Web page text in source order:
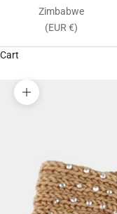
Zimbabwe
(EUR €)
Cart
Zoom picture